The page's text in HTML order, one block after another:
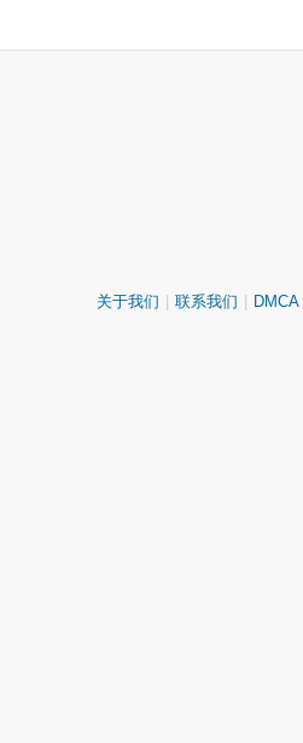
关于我们 联系我们 DMCA